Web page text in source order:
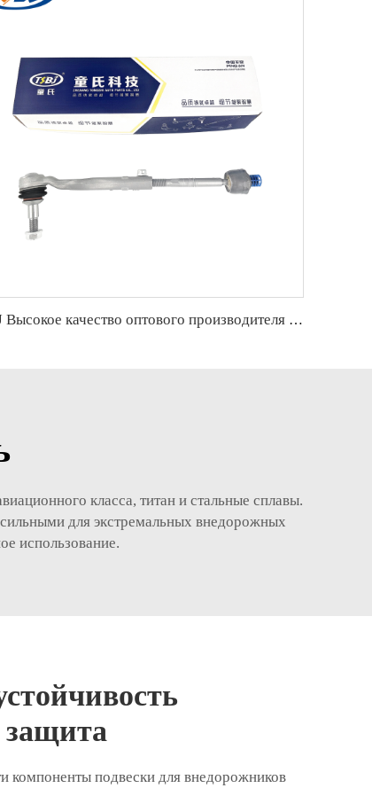
TSBJ Высокое качество оптового производителя передней нижней контрольной рукоятки для BMW 5 серии G38 OE 32106868688 32106868689
класса, титан и стальные сплавы.
для экстремальных внедорожных
использование.
защита
компоненты подвески для внедорожников